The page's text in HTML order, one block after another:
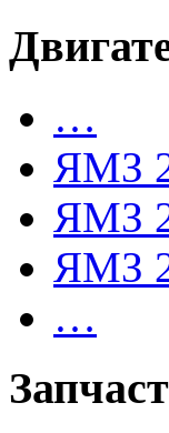
…
ЯМЗ
ЯМЗ
ЯМЗ
…